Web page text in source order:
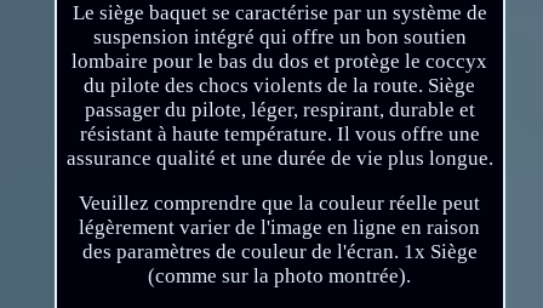
Le siège baquet se caractérise par un système de
suspension intégré qui offre un bon soutien
lombaire pour le bas du dos et protège le coccyx
du pilote des chocs violents de la route. Siège
passager du pilote, léger, respirant, durable et
résistant à haute température. Il vous offre une
assurance qualité et une durée de vie plus longue.
Veuillez comprendre que la couleur réelle peut
légèrement varier de l'image en ligne en raison
des paramètres de couleur de l'écran. 1x Siège
(comme sur la photo montrée).